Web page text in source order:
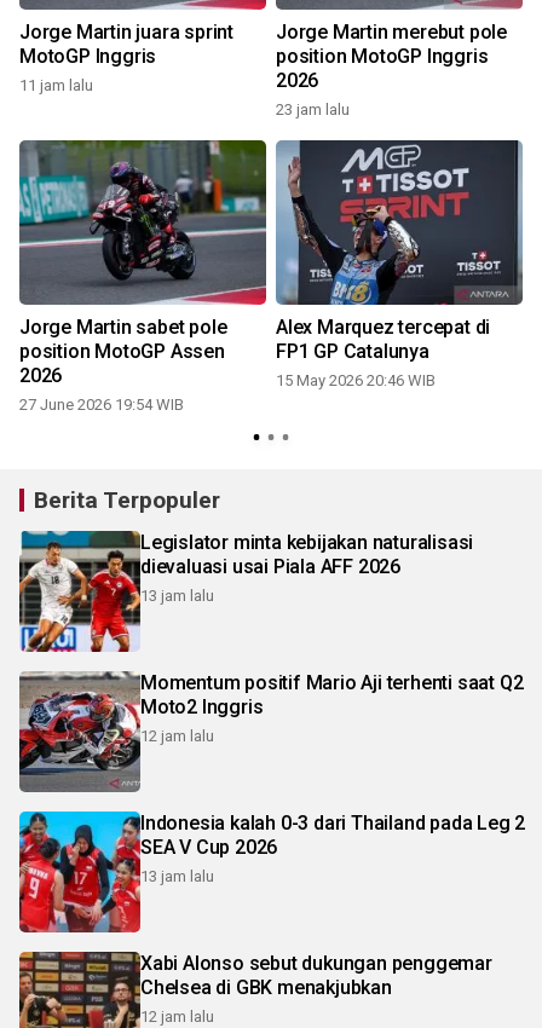
Jorge Martin juara sprint
MotoGP Inggris
11 jam lalu
Jorge Martin merebut pole
position MotoGP Inggris
2026
23 jam lalu
Jorge Martin sabet pole
position MotoGP Assen
2026
27 June 2026 19:54 WIB
Alex Marquez tercepat di
FP1 GP Catalunya
15 May 2026 20:46 WIB
Berita Terpopuler
Legislator minta kebijakan naturalisasi
dievaluasi usai Piala AFF 2026
13 jam lalu
Momentum positif Mario Aji terhenti saat Q2
Moto2 Inggris
12 jam lalu
Indonesia kalah 0-3 dari Thailand pada Leg 2
SEA V Cup 2026
13 jam lalu
Xabi Alonso sebut dukungan penggemar
Chelsea di GBK menakjubkan
12 jam lalu